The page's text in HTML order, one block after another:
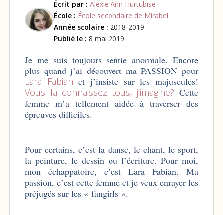
Écrit par : Alexie Ann Hurtubise
École : École secondaire de Mirabel
Année scolaire : 2018-2019
Publié le : 8 mai 2019
Je me suis toujours sentie anormale. Encore
plus quand j’ai découvert ma PASSION pour
Lara Fabian et j’insiste sur les majuscules!
Vous la connaissez tous, j’imagine? Cette
femme m’a tellement aidée à traverser des
épreuves difficiles.
Pour certains, c’est la danse, le chant, le sport,
la peinture, le dessin ou l’écriture. Pour moi,
mon échappatoire, c’est Lara Fabian. Ma
passion, c’est cette femme et je veux enrayer les
préjugés sur les « fangirls ».